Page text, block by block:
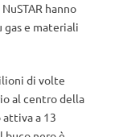
hanno
gas e materiali
di volte
al centro della
attiva a 13